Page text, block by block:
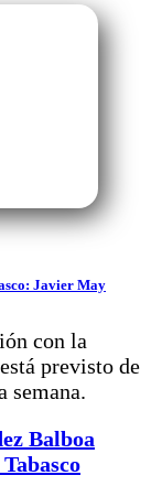
Javier May
con la
previsto de
semana.
Balboa